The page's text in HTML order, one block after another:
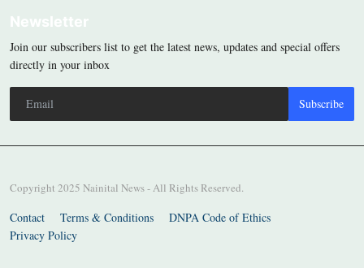
Newsletter
Join our subscribers list to get the latest news, updates and special offers
directly in your inbox
Subscribe
Copyright 2025 Nainital News - All Rights Reserved.
Contact Terms & Conditions
DNPA Code of Ethics
Privacy Policy